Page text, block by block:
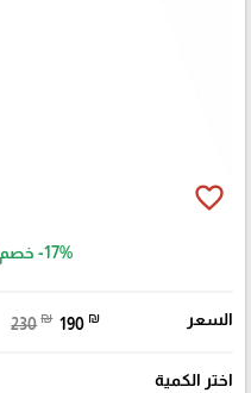
favorite_border
-17% خصم
السعر 230 ₪ 190 ₪
اختر الكمية